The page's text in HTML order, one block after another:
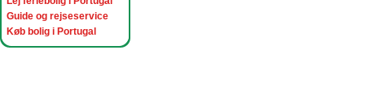
Guide og rejseservice
Køb bolig i Portugal